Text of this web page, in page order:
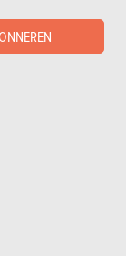
beheerd door